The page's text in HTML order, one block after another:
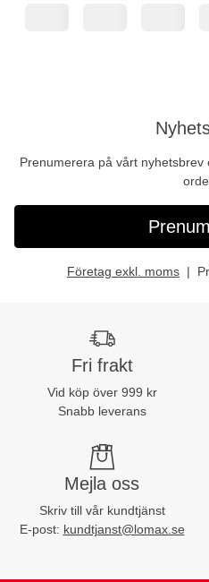
Prenumerera på vårt
Företag exkl. moms
Fri frakt
Vid köp över 999 kr
Snabb leverans
Mejla oss
Skriv till vår kundtjänst
E-post: kundtjanst@lomax.se